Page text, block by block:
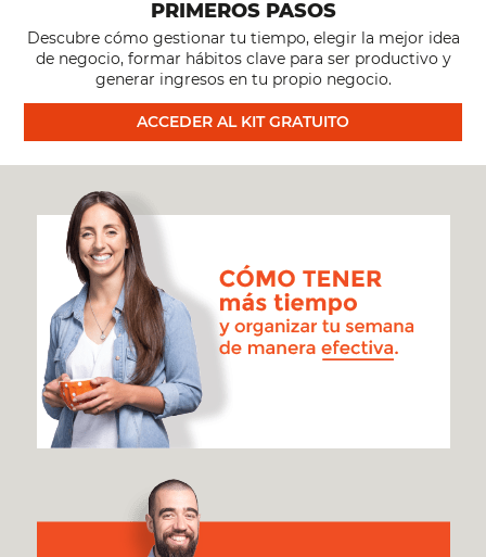
PRIMEROS PASOS
Descubre cómo gestionar tu tiempo, elegir la mejor idea
de negocio, formar hábitos clave para ser productivo y
generar ingresos en tu propio negocio.
ACCEDER AL KIT GRATUITO